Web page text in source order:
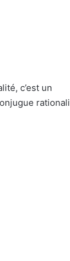
c’est un